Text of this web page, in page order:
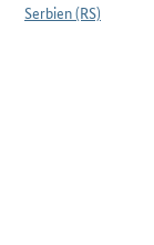
Serbien (RS)